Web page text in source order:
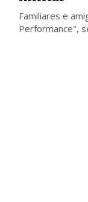
Familiares e
Performance",